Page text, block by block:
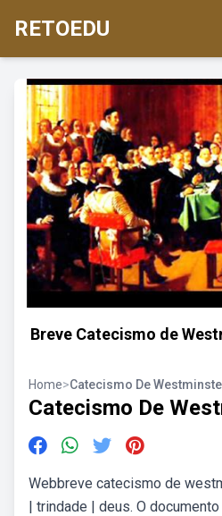
RETOEDU
Breve Catecismo de
Home>Catecismo De
Catecismo De
Webbreve catecismo de
| trindade | deus. O